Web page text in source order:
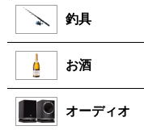
釣具
お酒
オーディオ